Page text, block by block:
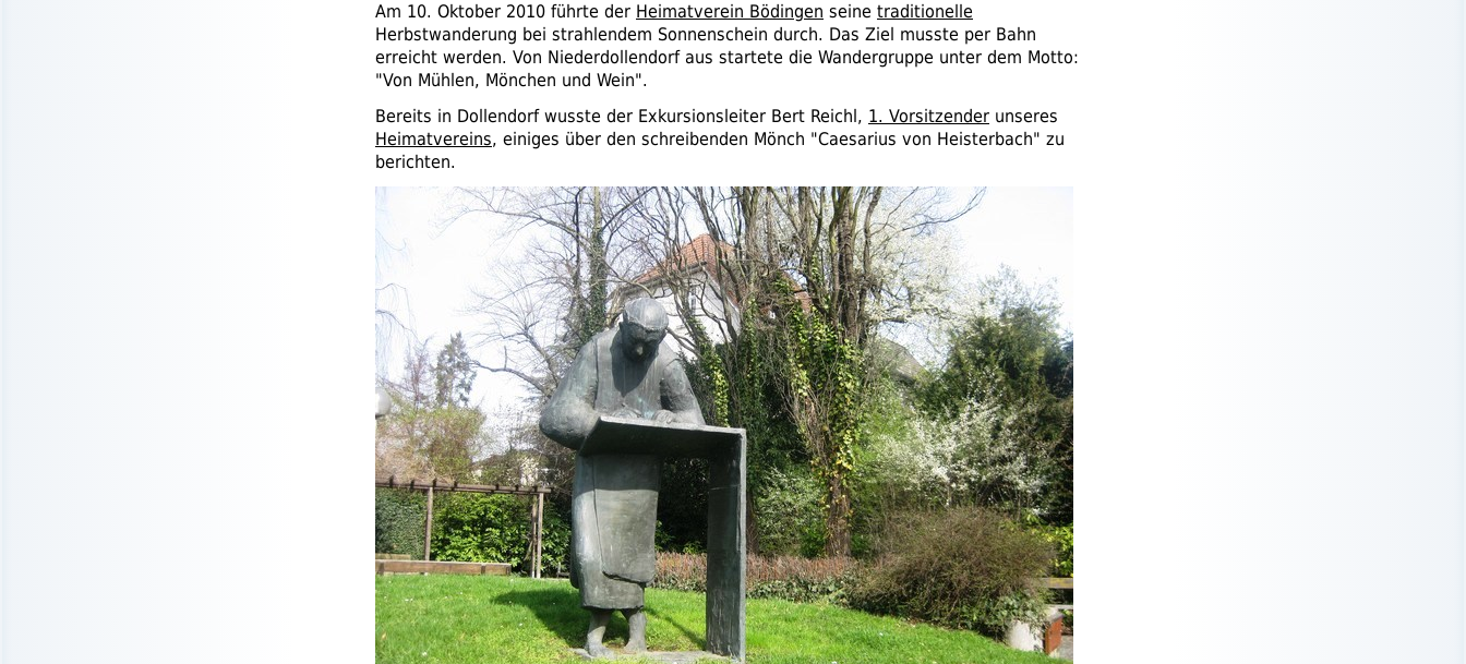
Am 10. Oktober 2010 führte der Heimatverein Bödingen seine traditionelle
Herbstwanderung bei strahlendem Sonnenschein durch. Das Ziel musste per Bahn
erreicht werden. Von Niederdollendorf aus startete die Wandergruppe unter dem Motto:
"Von Mühlen, Mönchen und Wein".
Bereits in Dollendorf wusste der Exkursionsleiter Bert Reichl, 1. Vorsitzender unseres
Heimatvereins, einiges über den schreibenden Mönch "Caesarius von Heisterbach" zu
berichten.